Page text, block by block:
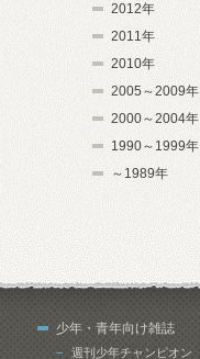
2012年
2011年
2010年
2005～2009年
2000～2004年
1990～1999年
～1989年
少年・青年向け雑誌
週刊少年チャンピオン